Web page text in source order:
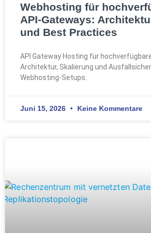
Webhosting für
API-Gateways:
und Best Practices
API Gateway Hosting für
Architektur, Skalierung und
Webhosting-Setups.
Juni 15, 2026 Keine Kommentare